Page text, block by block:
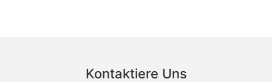
Kontaktiere Uns